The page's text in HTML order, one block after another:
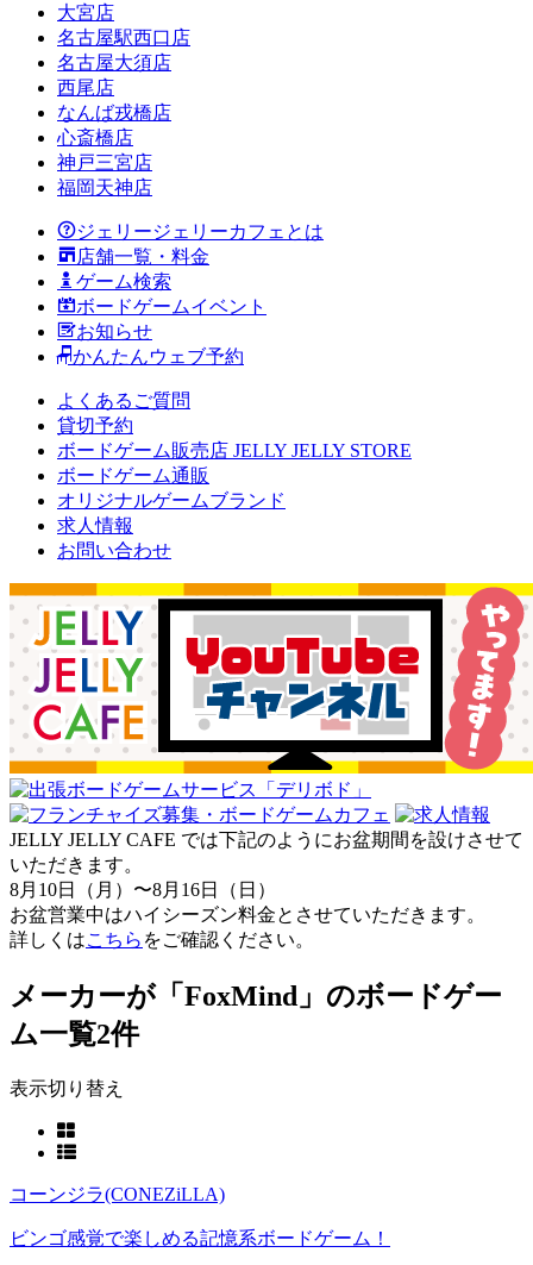
大宮店
名古屋駅西口店
名古屋大須店
西尾店
なんば戎橋店
心斎橋店
神戸三宮店
福岡天神店
ジェリージェリーカフェとは
店舗一覧・料金
ゲーム検索
ボードゲームイベント
お知らせ
かんたんウェブ予約
よくあるご質問
貸切予約
ボードゲーム販売店 JELLY JELLY STORE
ボードゲーム通販
オリジナルゲームブランド
求人情報
お問い合わせ
JELLY JELLY CAFE では下記のようにお盆期間を設けさせて
いただきます。
8月10日（月）〜8月16日（日）
お盆営業中はハイシーズン料金とさせていただきます。
詳しくはこちら をご確認ください。
メーカーが「FoxMind」のボードゲー
ム一覧2件
表示切り替え
コーンジラ(CONEZiLLA)
ビンゴ感覚で楽しめる記憶系ボードゲーム！